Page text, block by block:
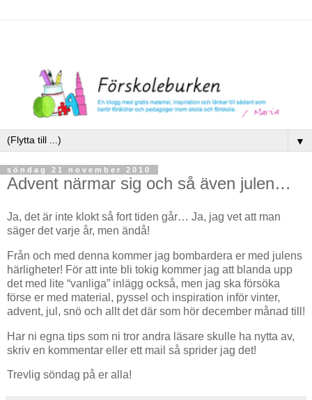
▼
söndag 21 november 2010
Advent närmar sig och så även julen…
Ja, det är inte klokt så fort tiden går… Ja, jag vet att man
säger det varje år, men ändå!
Från och med denna kommer jag bombardera er med julens
härligheter! För att inte bli tokig kommer jag att blanda upp
det med lite “vanliga” inlägg också, men jag ska försöka
förse er med material, pyssel och inspiration inför vinter,
advent, jul, snö och allt det där som hör december månad till!
Har ni egna tips som ni tror andra läsare skulle ha nytta av,
skriv en kommentar eller ett mail så sprider jag det!
Trevlig söndag på er alla!